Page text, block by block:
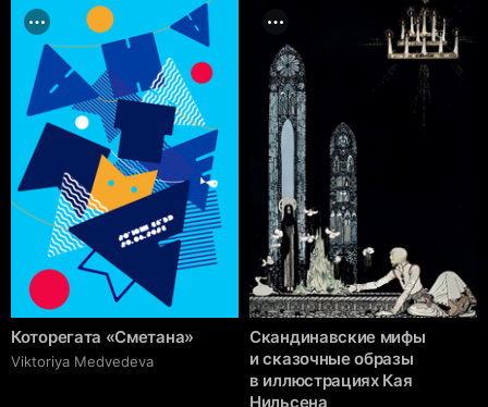
Которегата «Сметана»
Viktoriya Medvedeva
Скандинавские мифы
и сказочные образы
в иллюстрациях Кая
Нильсена